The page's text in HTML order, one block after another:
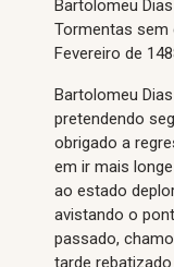
Bartolomeu
Tormentas sem
Fevereiro de
Bartolomeu
pretendendo
obrigado a
em ir mais
ao estado
avistando o
passado,
tarde